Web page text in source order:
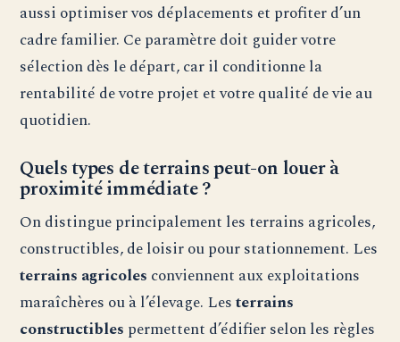
aussi optimiser vos déplacements et profiter d’un
cadre familier. Ce paramètre doit guider votre
sélection dès le départ, car il conditionne la
rentabilité de votre projet et votre qualité de vie au
quotidien.
Quels types de terrains peut-on louer à
proximité immédiate ?
On distingue principalement les terrains agricoles,
constructibles, de loisir ou pour stationnement. Les
terrains agricoles conviennent aux exploitations
maraîchères ou à l’élevage. Lesterrains
constructibles permettent d’édifier selon les règles